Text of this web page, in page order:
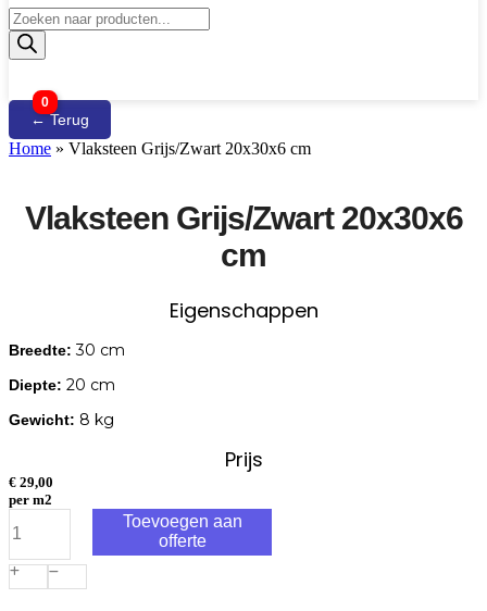
Producten
zoeken
0
← Terug
Home » Vlaksteen Grijs/Zwart 20x30x6 cm
Vlaksteen Grijs/Zwart 20x30x6
cm
Eigenschappen
Breedte: 30 cm
Diepte: 20 cm
Gewicht: 8 kg
Prijs
€ 29,00
per m2
Grijs/Zwart
20x30x6
cm
aantal
Toevoegen aan
offerte